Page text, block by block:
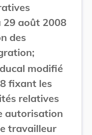
29 août 2008
des
modifié
fixant les
relatives
autorisation
travailleur